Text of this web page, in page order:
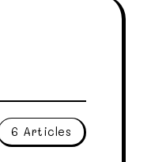
6 Articles